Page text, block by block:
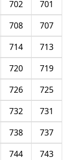
701
702
707
708
713
714
719
720
725
726
731
732
737
738
743
744